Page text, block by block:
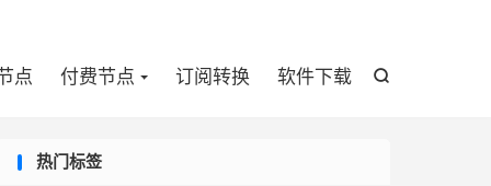

点 付费节点 订阅转换 软件下载
热门标签